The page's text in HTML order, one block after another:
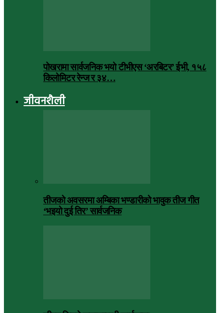
पोखरामा सार्वजनिक भयो टीभीएस ‘अरबिटर’ ईभी, १५८
किलोमिटर रेन्ज र ३४…
जीवनशैली
तीजको अवसरमा अम्बिका भण्डारीको भावुक तीज गीत
‘भइयो दुई तिर’ सार्वजनिक